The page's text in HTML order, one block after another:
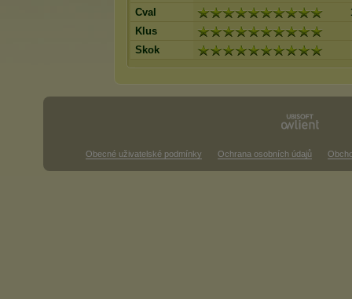
Cval
Klus
Skok
Obecné uživatelské podmínky Ochrana osobních údajů